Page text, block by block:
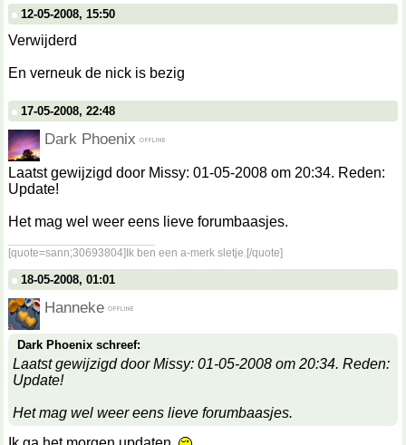
12-05-2008, 15:50
Verwijderd
En verneuk de nick is bezig
17-05-2008, 22:48
Dark Phoenix
Laatst gewijzigd door Missy: 01-05-2008 om 20:34. Reden:
Update!
Het mag wel weer eens lieve forumbaasjes.
[quote=sann;30693804]Ik ben een a-merk sletje.[/quote]
18-05-2008, 01:01
Hanneke
Dark Phoenix schreef:
Laatst gewijzigd door Missy: 01-05-2008 om 20:34. Reden:
Update!
Het mag wel weer eens lieve forumbaasjes.